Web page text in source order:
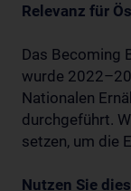
Relevanz für
Das Becoming
wurde
Nationalen
durchgeführt.
setzen, um die
Nutzen Sie